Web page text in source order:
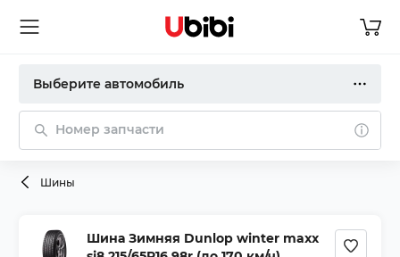
Выберите автомобиль
Номер запчасти
Шины
Шина Зимняя Dunlop winter maxx